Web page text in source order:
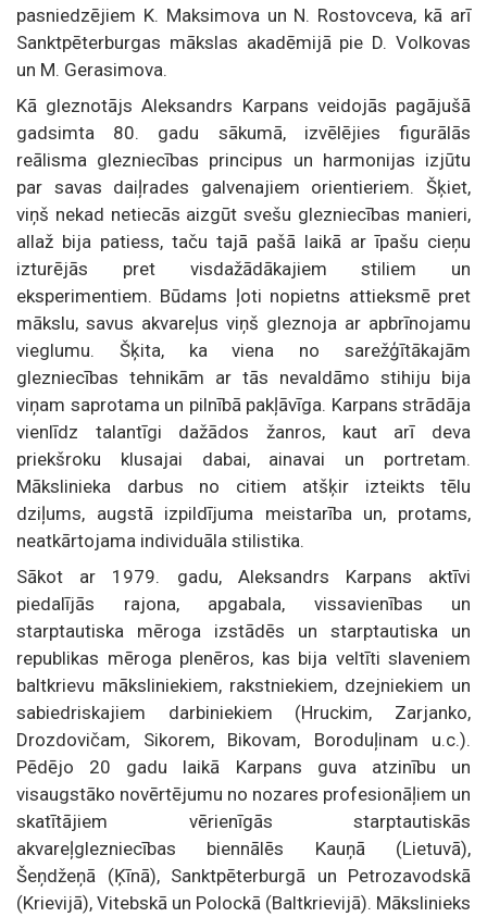
pasniedzējiem K. Maksimova un N. Rostovceva, kā arī
Sanktpēterburgas mākslas akadēmijā pie D. Volkovas
un M. Gerasimova.
Kā gleznotājs Aleksandrs Karpans veidojās pagājušā
gadsimta 80. gadu sākumā, izvēlējies figurālās
reālisma glezniecības principus un harmonijas izjūtu
par savas daiļrades galvenajiem orientieriem. Šķiet,
viņš nekad netiecās aizgūt svešu glezniecības manieri,
allaž bija patiess, taču tajā pašā laikā ar īpašu cieņu
izturējās pret visdažādākajiem stiliem un
eksperimentiem. Būdams ļoti nopietns attieksmē pret
mākslu, savus akvareļus viņš gleznoja ar apbrīnojamu
vieglumu. Šķita, ka viena no sarežģītākajām
glezniecības tehnikām ar tās nevaldāmo stihiju bija
viņam saprotama un pilnībā pakļāvīga. Karpans strādāja
vienlīdz talantīgi dažādos žanros, kaut arī deva
priekšroku klusajai dabai, ainavai un portretam.
Mākslinieka darbus no citiem atšķir izteikts tēlu
dziļums, augstā izpildījuma meistarība un, protams,
neatkārtojama individuāla stilistika.
Sākot ar 1979. gadu, Aleksandrs Karpans aktīvi
piedalījās rajona, apgabala, vissavienības un
starptautiska mēroga izstādēs un starptautiska un
republikas mēroga plenēros, kas bija veltīti slaveniem
baltkrievu māksliniekiem, rakstniekiem, dzejniekiem un
sabiedriskajiem darbiniekiem (Hruckim, Zarjanko,
Drozdovičam, Sikorem, Bikovam, Boroduļinam u.c.).
Pēdējo 20 gadu laikā Karpans guva atzinību un
visaugstāko novērtējumu no nozares profesionāļiem un
skatītājiem vērienīgās starptautiskās
akvareļglezniecības biennālēs Kauņā (Lietuvā),
Šeņdžeņā (Ķīnā), Sanktpēterburgā un Petrozavodskā
(Krievijā), Vitebskā un Polockā (Baltkrievijā). Mākslinieks